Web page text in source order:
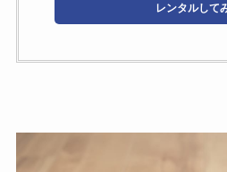
レンタルして